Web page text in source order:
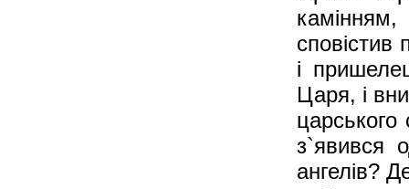
і
Царя, і
з`явився
ангелів?